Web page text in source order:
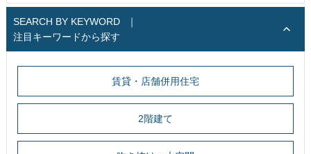
SEARCH BY KEYWORD
｜
注目キーワードから探す
賃貸・店舗併用住宅
2階建て